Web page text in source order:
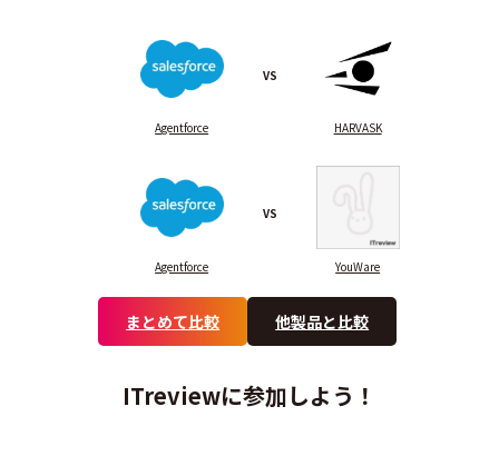
Agentforce
VS
HARVASK
Agentforce
VS
YouWare
まとめて比較 他製品と比較
ITreviewに参加しよう！